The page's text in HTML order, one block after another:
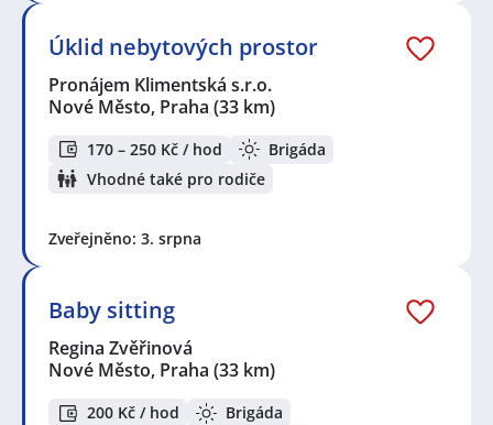
Úklid nebytových prostor
Pronájem Klimentská s.r.o.
Nové Město, Praha (33 km)
170 – 250 Kč / hod
Brigáda
Vhodné také pro rodiče
Zveřejněno: 3. srpna
Baby sitting
Regina Zvěřinová
Nové Město, Praha (33 km)
200 Kč / hod
Brigáda